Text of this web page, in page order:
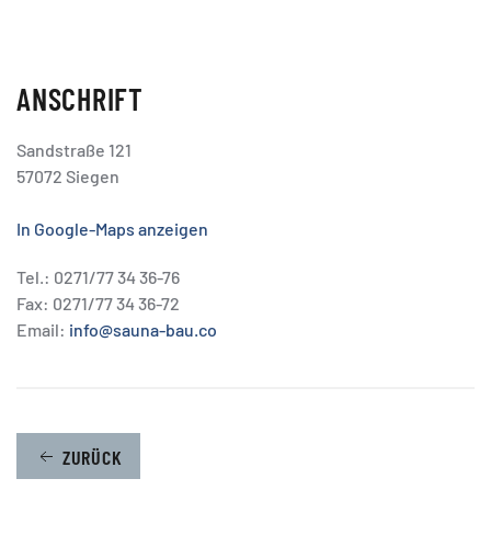
ANSCHRIFT
Sandstraße 121
57072 Siegen
In Google-Maps anzeigen
Tel.: 0271/77 34 36-76
Fax: 0271/77 34 36-72
Email: info@sauna-bau.co
ZURÜCK